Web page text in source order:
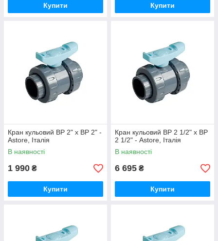
Купити Купити
Кран кульовий ВР 2" х ВР 2" -
Astore, Італія
В наявності
1 990 ₴
Купити
Кран кульовий ВР 2 1/2" х ВР
2 1/2" - Astore, Італія
В наявності
6 695 ₴
Купити